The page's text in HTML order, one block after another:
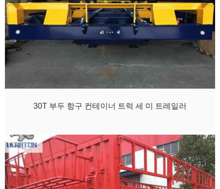
30T 부두 항구 컨테이너 트럭 세 미 트레일러